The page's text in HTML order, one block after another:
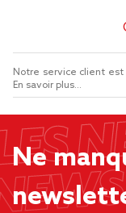
Notre service client
En savoir plus...
Ne